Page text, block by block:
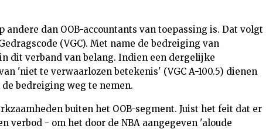
dan OOB-accountants van toepassing is. Dat volgt
(VGC). Met name de bedreiging van
in dit verband van belang. Indien een dergelijke
'niet te verwaarlozen betekenis' (VGC A-100.5) dienen
bedreiging weg te nemen.
buiten het OOB-segment. Juist het feit dat er
verbod - om het door de NBA aangegeven 'aloude